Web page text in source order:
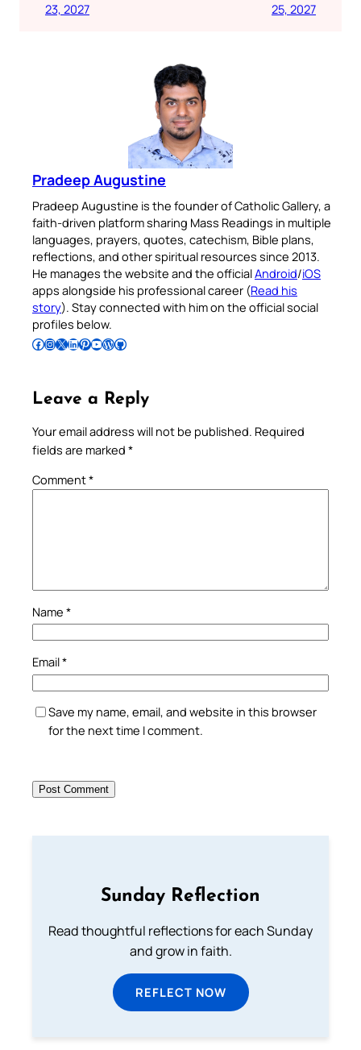
23, 2027
25, 2027
Pradeep Augustine
Pradeep Augustine is the founder of Catholic Gallery, a
faith-driven platform sharing Mass Readings in multiple
languages, prayers, quotes, catechism, Bible plans,
reflections, and other spiritual resources since 2013.
He manages the website and the officialAndroid/iOS
apps alongside his professional career (Read his
story). Stay connected with him on the official social
profiles below.
Follow Pradeep on Facebook Follow Pradeep on InstagramFollow Pradeep on X Follow Pradeep on LinkedIn Follow Pradeep on Pinterest Subscribe to Pradeep’s Youtube Channel Follow Pradeep on WordPress Follow Pradeep on GitHub
Leave a Reply
Your email address will not be published. Required
fields are marked *
Comment*
Name *
Email*
Save my name, email, and website in this browser
for the next time I comment.
Sunday Reflection
Read thoughtful reflections for each Sunday
and grow in faith.
REFLECT NOW